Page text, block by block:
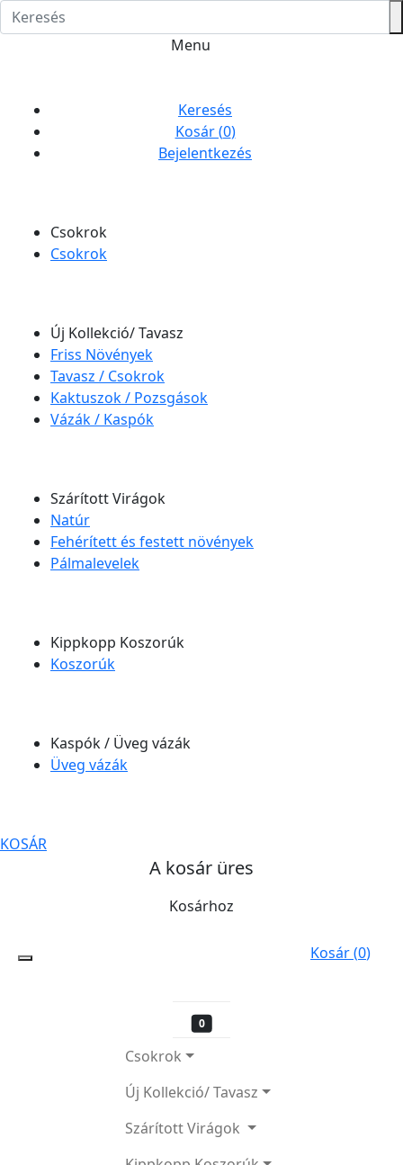
Menu
Keresés
Kosár (0)
Bejelentkezés
Csokrok
Csokrok
Új Kollekció/ Tavasz
Friss Növények
Tavasz / Csokrok
Kaktuszok / Pozsgások
Vázák / Kaspók
Szárított Virágok
Natúr
Fehérített és festett növények
Pálmalevelek
Kippkopp Koszorúk
Koszorúk
Kaspók / Üveg vázák
Üveg vázák
KOSÁR
A kosár üres
Kosárhoz
Kosár (0)
0
Csokrok
Új Kollekció/ Tavasz
Szárított Virágok